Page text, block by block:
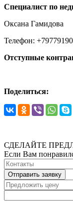
Специалист по
Оксана Гамидова
Телефон:
Отступные
Поделиться:
СДЕЛАЙТЕ
Если Вам
Отправить заявку